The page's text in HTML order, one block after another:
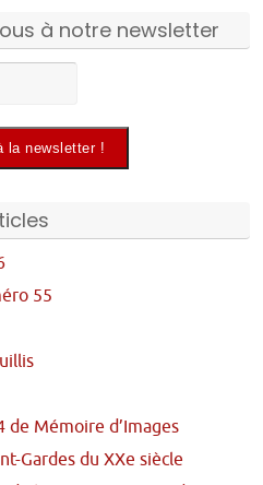
à notre newsletter
55
de Mémoire d’Images
Gardes du XXe siècle